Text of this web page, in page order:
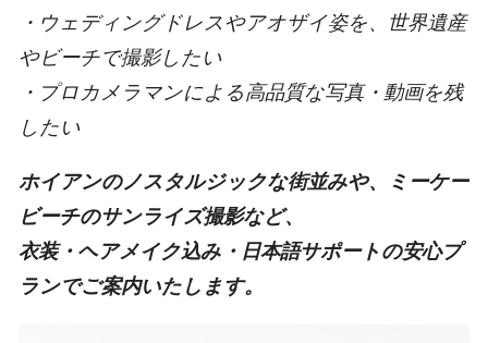
・ウェディングドレスやアオザイ姿を、世界遺産
やビーチで撮影したい
・プロカメラマンによる高品質な写真・動画を残
したい
ホイアンのノスタルジックな街並みや、ミーケー
ビーチのサンライズ撮影など、
衣装・ヘアメイク込み・日本語サポートの安心プ
ランでご案内いたします。